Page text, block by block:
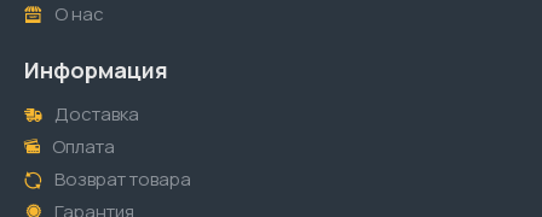
О нас
Информация
Доставка
Оплата
Возврат товара